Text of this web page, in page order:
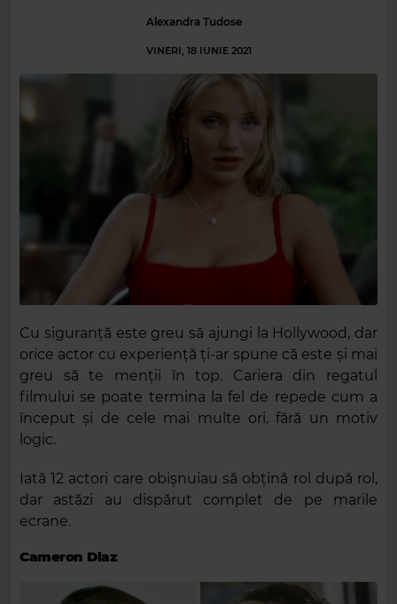
Alexandra Tudose
VINERI, 18 IUNIE 2021
Cu siguranță este greu să ajungi la Hollywood, dar
orice actor cu experiență ți-ar spune că este și mai
greu să te menții în top. Cariera din regatul
filmului se poate termina la fel de repede cum a
început și de cele mai multe ori, fără un motiv
logic.
Iată 12 actori care obișnuiau să obțină rol după rol,
dar astăzi au dispărut complet de pe marile
ecrane.
Cameron Diaz